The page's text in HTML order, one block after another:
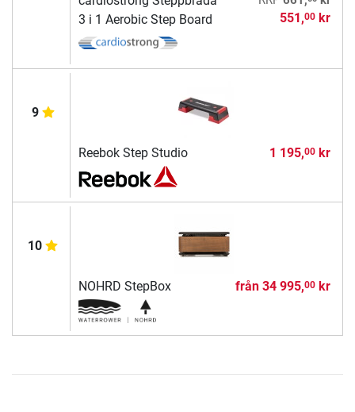
3 i 1 Aerobic Step Board
551,00kr
9
Reebok Step Studio 1 195,00kr
10
NOHRD StepBox från 34 995,00kr